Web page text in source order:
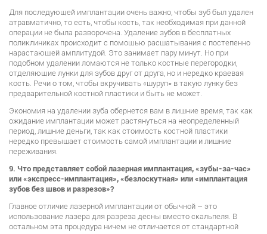
Для последующей имплантации очень важно, чтобы зуб был удален
атравматично, то есть, чтобы кость, так необходимая при данной
операции не была разворочена. Удаление зубов в бесплатных
поликлиниках происходит с помощью расшатывания с постепенно
нарастающей амплитудой. Это занимает пару минут. Но при
подобном удалении ломаются не только костные перегородки,
отделяющие лунки для зубов друг от друга, но и нередко краевая
кость. Речи о том, чтобы вкручивать «шуруп» в такую лунку без
предварительной костной пластики и быть не может.
Экономия на удалении зуба обернется вам в лишние время, так как
ожидание имплантации может растянуться на неопределенный
период, лишние деньги, так как стоимость костной пластики
нередко превышает стоимость самой имплантации и лишние
переживания.
9. Что представляет собой лазерная имплантация, «зубы-за-час»
или «экспресс-имплантация», «безлоскутная» или «имплантация
зубов без швов и разрезов»?
Главное отличие лазерной имплантации от обычной – это
использование лазера для разреза десны вместо скальпеля. В
остальном эта процедура ничем не отличается от стандартной